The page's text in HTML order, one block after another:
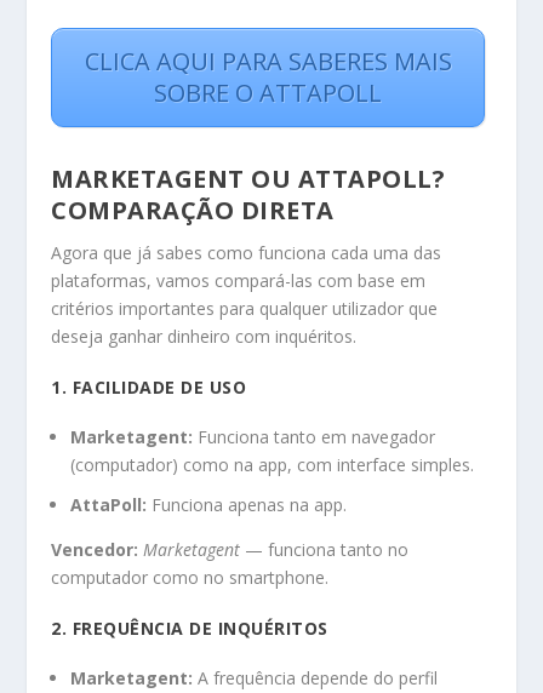
CLICA AQUI PARA SABERES MAIS
SOBRE O ATTAPOLL
MARKETAGENT OU ATTAPOLL?
COMPARAÇÃO DIRETA
Agora que já sabes como funciona cada uma das
plataformas, vamos compará-las com base em
critérios importantes para qualquer utilizador que
deseja ganhar dinheiro com inquéritos.
1. FACILIDADE DE USO
Marketagent: Funciona tanto em navegador
(computador) como na app, com interface simples.
AttaPoll: Funciona apenas na app.
Vencedor: Marketagent — funciona tanto no
computador como no smartphone.
2. FREQUÊNCIA DE INQUÉRITOS
Marketagent: A frequência depende do perfil